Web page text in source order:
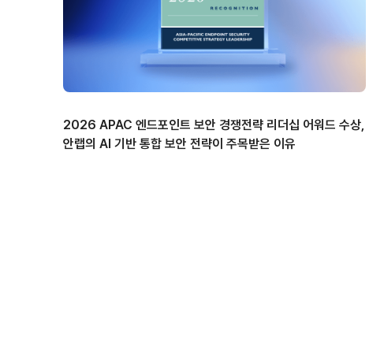
2026 APAC 엔드포인트 보안 경쟁전략 리더십 어워드 수상,
안랩의 AI 기반 통합 보안 전략이 주목받은 이유